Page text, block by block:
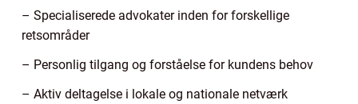
– Specialiserede advokater inden for forskellige
retsområder
– Personlig tilgang og forståelse for kundens behov
– Aktiv deltagelse i lokale og nationale netværk